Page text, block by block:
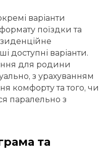
варіанти
поїздки та
доступні варіанти.
для родини
з урахуванням
комфорту та того, чи
паралельно з
та